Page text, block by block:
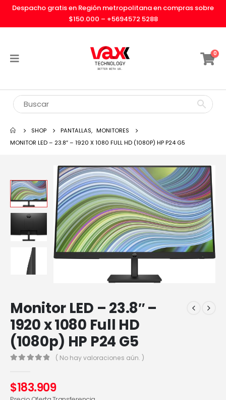
Despacho gratis en Región metropolitana en compras sobre
$150.000 – +5694572 5288
0
SHOP PANTALLAS, MONITORES
MONITOR LED – 23.8″ – 1920 X 1080 FULL HD (1080P) HP P24 G5
Monitor LED – 23.8″ –
1920 x 1080 Full HD
(1080p) HP P24 G5
( No hay valoraciones aún. )
$183.909